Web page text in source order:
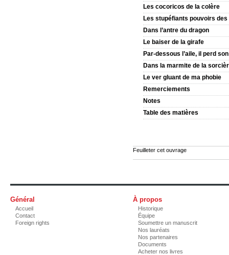
Les cocoricos de la colère
Les stupéﬁants pouvoirs
Dans l’antre du dragon
Le baiser de la girafe
Par-dessous l’aile, il perd
Dans la marmite de la
Le ver gluant de ma phobie
Remerciements
Notes
Table des matières
Feuilleter cet ouvrage
Général
Accueil
Contact
Foreign rights
À propos
Historique
Équipe
Soumettre un manuscrit
Nos lauréats
Nos partenaires
Documents
Acheter nos livres